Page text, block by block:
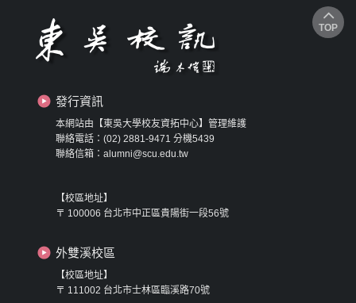
發行資訊
本網站由【東吳大學校友資拓中心】管理維護
聯絡電話：(02) 2881-9471 分機5439
聯絡信箱：alumni@scu.edu.tw
【校區地址】
〒 100006 台北市中正區貴陽街一段56號
外雙溪校區
【校區地址】
〒 111002 台北市士林區臨溪路70號
TOP